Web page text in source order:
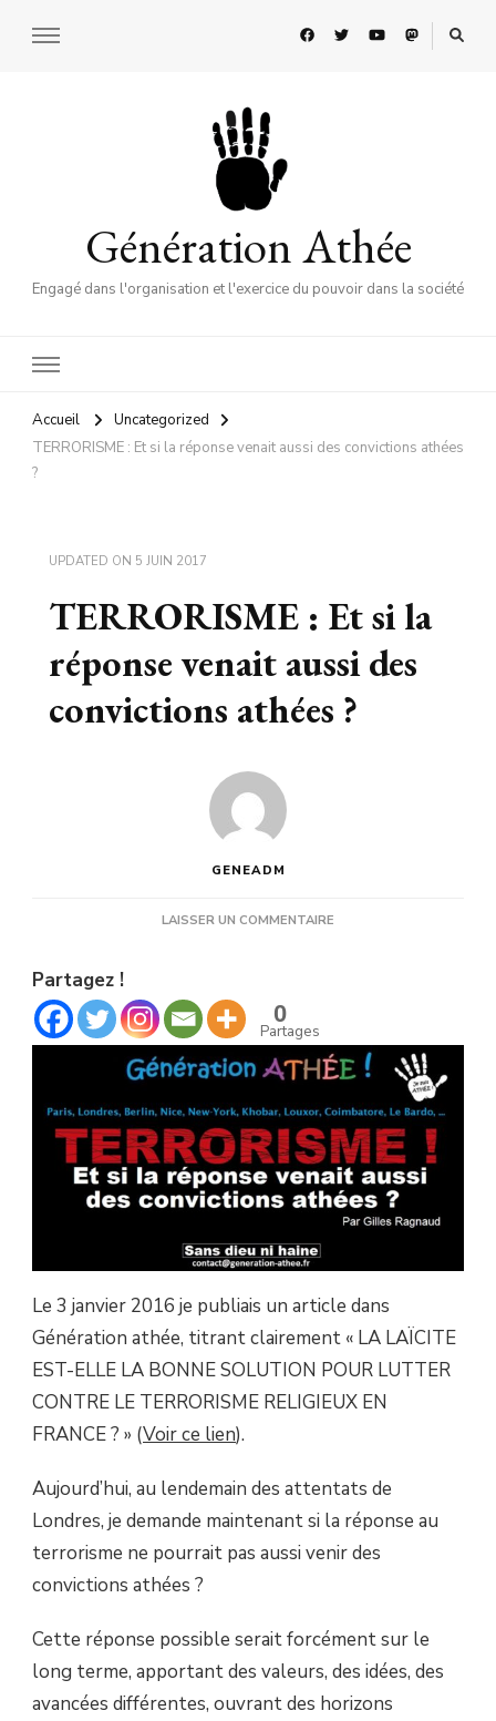
Génération Athée
Engagé dans l'organisation et l'exercice du pouvoir dans la société
Accueil
Uncategorized
TERRORISME : Et si la réponse venait aussi des convictions athées
?
UPDATED ON 5 JUIN 2017
TERRORISME : Et si la
réponse venait aussi des
convictions athées ?
GENEADM
LAISSER UN COMMENTAIRE
RÉPONSE
VENAIT
DES
CONVICTIONS
ATHÉES
?
Partagez !
0
Partages
Le 3 janvier 2016 je publiais un article dans
Génération athée, titrant clairement « LA LAÏCITE
EST-ELLE LA BONNE SOLUTION POUR LUTTER
CONTRE LE TERRORISME RELIGIEUX EN
FRANCE ? » (Voir ce lien).
Aujourd’hui, au lendemain des attentats de
Londres, je demande maintenant si la réponse au
terrorisme ne pourrait pas aussi venir des
convictions athées ?
Cette réponse possible serait forcément sur le
long terme, apportant des valeurs, des idées, des
avancées différentes, ouvrant des horizons